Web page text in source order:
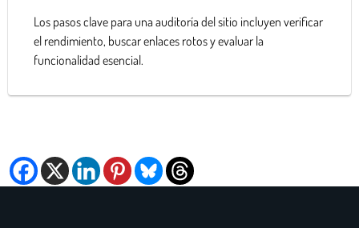
Los pasos clave para una auditoría del sitio incluyen verificar
el rendimiento, buscar enlaces rotos y evaluar la
funcionalidad esencial.